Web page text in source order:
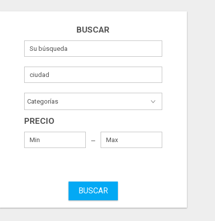
BUSCAR
PRECIO
BUSCAR